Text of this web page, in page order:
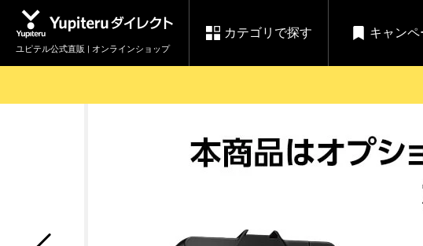
ユピテル公式直販 | オンラインショップ
カテゴリで探す キャンペ
製品登録や最新情報はこちら
セール
各種ご利用方法はこちら
レーダー探知機
ログインする
会員価格やポイントを利用してご購入頂け